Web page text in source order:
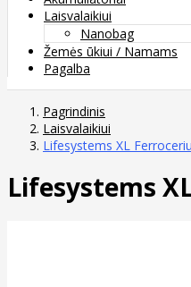
Laisvalaikiui
Nanobag
Žemės ūkiui / Namams
Pagalba
Pagrindinis
Laisvalaikiui
Lifesystems XL
Lifesystems